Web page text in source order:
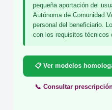
pequeña aportación del
Autónoma de Comunidad
personal del beneficiario.
con los requisitos técnicos
📋 Ver modelos
📞 Consultar